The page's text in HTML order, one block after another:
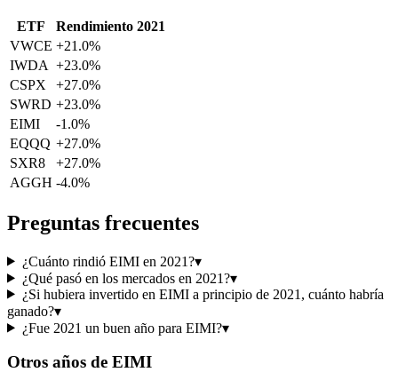
ETF Rendimiento 2021
VWCE +21.0%
IWDA +23.0%
CSPX
+27.0%
SWRD +23.0%
EIMI
-1.0%
EQQQ +27.0%
SXR8
+27.0%
AGGH -4.0%
Preguntas frecuentes
¿Cuánto rindió EIMI en 2021?▾
¿Qué pasó en los mercados en 2021?▾
¿Si hubiera invertido en EIMI a principio de 2021, cuánto habría
ganado?▾
¿Fue 2021 un buen año para EIMI?▾
Otros años de EIMI